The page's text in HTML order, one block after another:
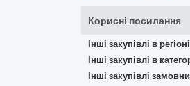
Корисні посилання
Інші закупівлі в
Інші закупівлі в
Інші закупівлі